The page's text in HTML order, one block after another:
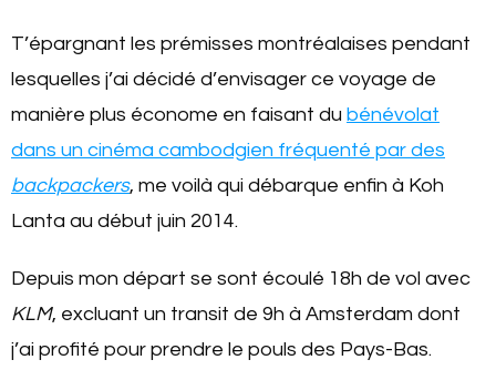
T’épargnant les prémisses montréalaises pendant
lesquelles j’ai décidé d’envisager ce voyage de
manière plus économe en faisant du bénévolat
dans un cinéma cambodgien fréquenté par des
backpackers, me voilà qui débarque enfin à Koh
Lanta au début juin 2014.
Depuis mon départ se sont écoulé 18h de vol avec
KLM, excluant un transit de 9h à Amsterdam dont
j’ai profité pour prendre le pouls des Pays-Bas.